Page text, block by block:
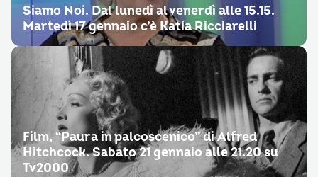
Siamo Noi. Dal lunedì al venerdì alle 15.15.
Martedì 17 gennaio c’è Katia Ricciarelli
Film, “Paura in palcoscenico” di Alfred
Hitchcock. Sabato 21 gennaio alle 21.20 su
Tv2000